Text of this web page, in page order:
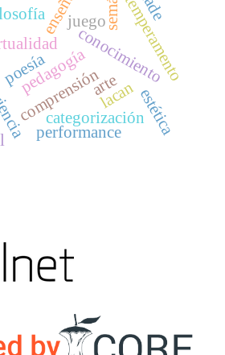
pedagogía
juego
arte
conocimiento
comprensión
categorización
temperamento
poesía
lacanestética
performance